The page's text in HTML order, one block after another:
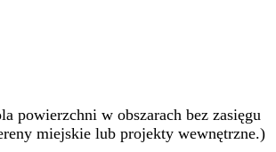
powierzchni w obszarach bez zasięgu
miejskie lub projekty wewnętrzne.)